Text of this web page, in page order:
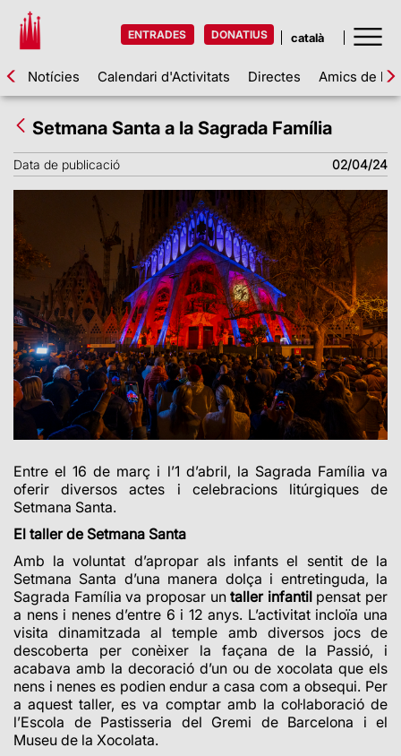
ENTRADES DONATIUS
Notícies Calendari d'Activitats Directes Amics de la
Setmana Santa a la Sagrada Família
Data de publicació 02/04/24
Entre el 16 de març i l’1 d’abril, la Sagrada Família va
oferir diversos actes i celebracions litúrgiques de
Setmana Santa.
El taller de Setmana Santa
Amb la voluntat d’apropar als infants el sentit de la
Setmana Santa d’una manera dolça i entretinguda, la
Sagrada Família va proposar untaller infantil pensat per
a nens i nenes d’entre 6 i 12 anys. L’activitat incloïa una
visita dinamitzada al temple amb diversos jocs de
descoberta per conèixer la façana de la Passió, i
acabava amb la decoració d’un ou de xocolata que els
nens i nenes es podien endur a casa com a obsequi. Per
a aquest taller, es va comptar amb la col·laboració de
l’Escola de Pastisseria del Gremi de Barcelona i el
Museu de la Xocolata.